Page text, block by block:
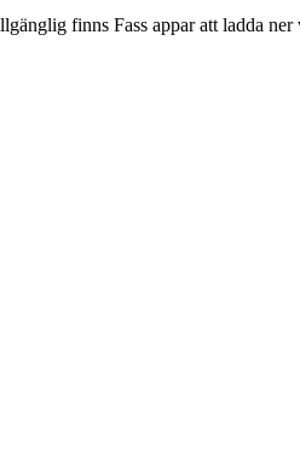
finns Fass appar att ladda